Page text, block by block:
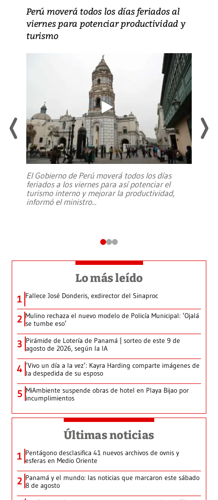
Perú moverá todos los días feriados al
viernes para potenciar productividad y
turismo
El Gobierno de Perú moverá todos los días
feriados a los viernes para así potenciar el
turismo interno y mejorar la productividad,
informó el ministro...
Lo más leído
1 Fallece José Donderis, exdirector del Sinaproc
2 Mulino rechaza el nuevo modelo de Policía Municipal: ‘Ojalá
se tumbe eso’
3 Pirámide de Lotería de Panamá | sorteo de este 9 de
agosto de 2026, según la IA
4 ‘Vivo un día a la vez’: Kayra Harding comparte imágenes de
la despedida de su esposo
5 MiAmbiente suspende obras de hotel en Playa Bijao por
incumplimientos
Últimas noticias
1 Pentágono desclasifica 41 nuevos archivos de ovnis y
esferas en Medio Oriente
2 Panamá y el mundo: las noticias que marcaron este sábado
8 de agosto